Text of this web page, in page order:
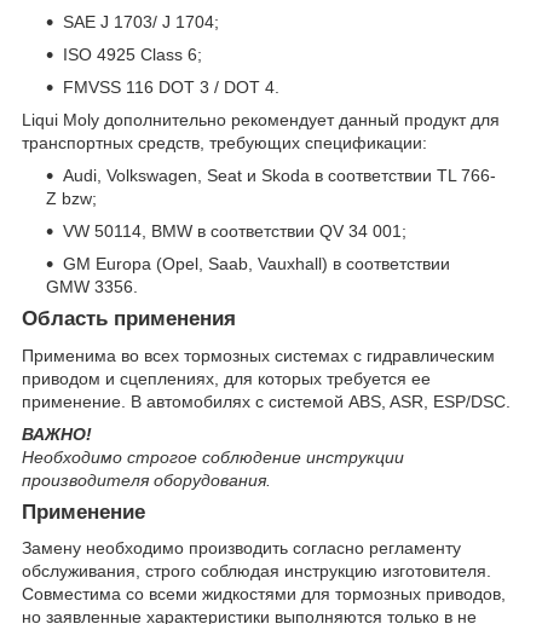
SAE J 1703/ J 1704;
ISO 4925 Class 6;
FMVSS 116 DOT 3 / DOT 4.
Liqui Moly дополнительно рекомендует данный продукт для
транспортных средств, требующих спецификации:
Audi, Volkswagen, Seat и Skoda в соответствии TL 766-
Z bzw;
VW 50114, BMW в соответствии QV 34 001;
GM Europa (Opel, Saab, Vauxhall) в соответствии
GMW 3356.
Область применения
Применима во всех тормозных системах с гидравлическим
приводом и сцеплениях, для которых требуется ее
применение. В автомобилях с системой ABS, ASR, ESP/DSC.
ВАЖНО!
Необходимо строгое соблюдение инструкции
производителя оборудования.
Применение
Замену необходимо производить согласно регламенту
обслуживания, строго соблюдая инструкцию изготовителя.
Совместима со всеми жидкостями для тормозных приводов,
но заявленные характеристики выполняются только в не